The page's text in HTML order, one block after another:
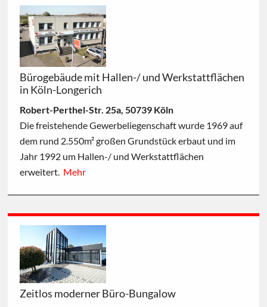
Bürogebäude mit Hallen-/ und Werkstattflächen
in Köln-Longerich
Robert-Perthel-Str. 25a, 50739 Köln
Die freistehende Gewerbeliegenschaft wurde 1969 auf
dem rund 2.550m² großen Grundstück erbaut und im
Jahr 1992 um Hallen-/ und Werkstattflächen
erweitert. Mehr
Zeitlos moderner Büro-Bungalow